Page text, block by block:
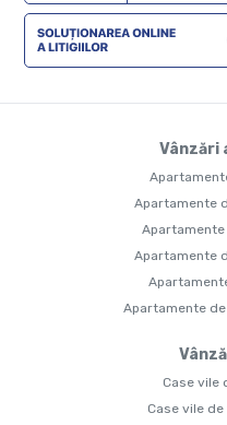
Vânzări
Apartamente
Apartamente
Apartamente
Apartamente
Case vile
Case vile